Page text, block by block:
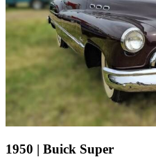
1950 | Buick Super